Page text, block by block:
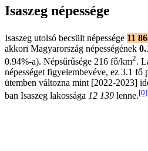
Isaszeg népessége
Isaszeg utolsó becsült népessége 11
akkori Magyarország népességének
0.94%-a). Népsűrűsége 216 fő/km2.
népességet figyelembevéve, ez 3.1 fő
ütemben változna mint [2022-2023]
ban Isaszeg lakossága 12 139 lenne.[0]